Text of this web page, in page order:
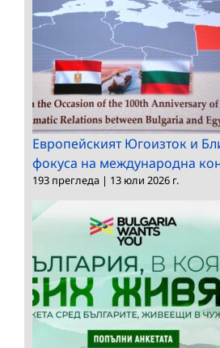
Европейският Югоизток и
фокуса на международна
193 прегледа | 13 юли 2026 г.